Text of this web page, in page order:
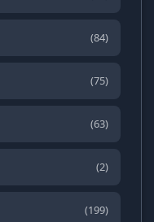
(84)
(75)
(63)
(2)
(199)